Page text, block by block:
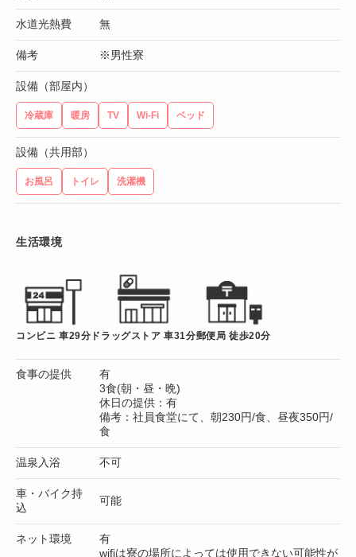
水道光熱費 無
備考 ※男性寮
設備（部屋内）
冷蔵庫 暖房 TV Wi-Fi ベッド
設備（共用部）
お風呂 トイレ 洗濯機
生活環境
コンビニ 車29分 ドラッグストア 車31分郵便局 徒歩20分
食事の提供
有
3食(朝・昼・晩)
休日の提供：有
備考：社員食堂にて、朝230円/食、昼夜350円/
食
温泉入浴 不可
車・バイク持
込
可能
ネット環境
有
wifiは寮の場所によっては使用できない可能性が